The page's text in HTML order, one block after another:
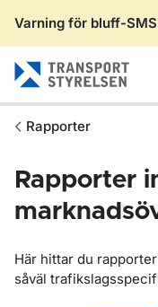
Varning för bluff-SMS
Rapporter
Rapporter
Här hittar du
såväl